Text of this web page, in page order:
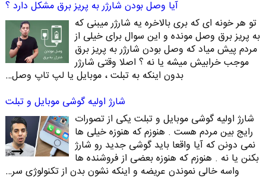
آیا وصل بودن شارژر به پریز برق مشکل دارد ؟
تو هر خونه ای که بری بالاخره یه شارژر میبنی که
به پریز برق وصل مونده و این سوال برای خیلی از
مردم پیش میاد که وصل بودن شارژر به پریز برق
موجب خرابیش میشه یا نه ؟ اصلا وقتی شارژر
بدون اینکه به تبلت ، موبایل یا لپ تاپ وصل…
شارژ اولیه گوشی موبایل و تبلت
شارژ اولیه گوشی موبایل و تبلت یکی از تصورات
رایج بین مردم هست . هنوزم که هنوزه خیلی ها
نمی دونن که آیا واقعا باید گوشی جدید رو شارژ
بکنن یا نه . هنوزم که هنوزه بعضی از فروشنده ها
واسه خالی نموندن عریضه و اینکه نشون بدن از تکنولوژی سر…